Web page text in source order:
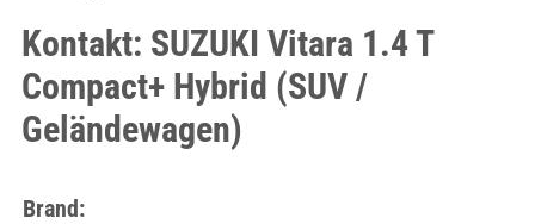
Kontakt: SUZUKI Vitara 1.4 T
Compact+ Hybrid (SUV /
Geländewagen)
Brand: